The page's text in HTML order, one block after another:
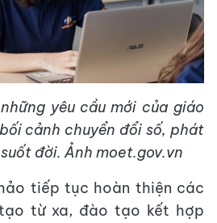
yêu cầu mới của giáo
cảnh chuyển đổi số, phát
đời. Ảnh moet.gov.vn
tiếp tục hoàn thiện các
từ xa, đào tạo kết hợp